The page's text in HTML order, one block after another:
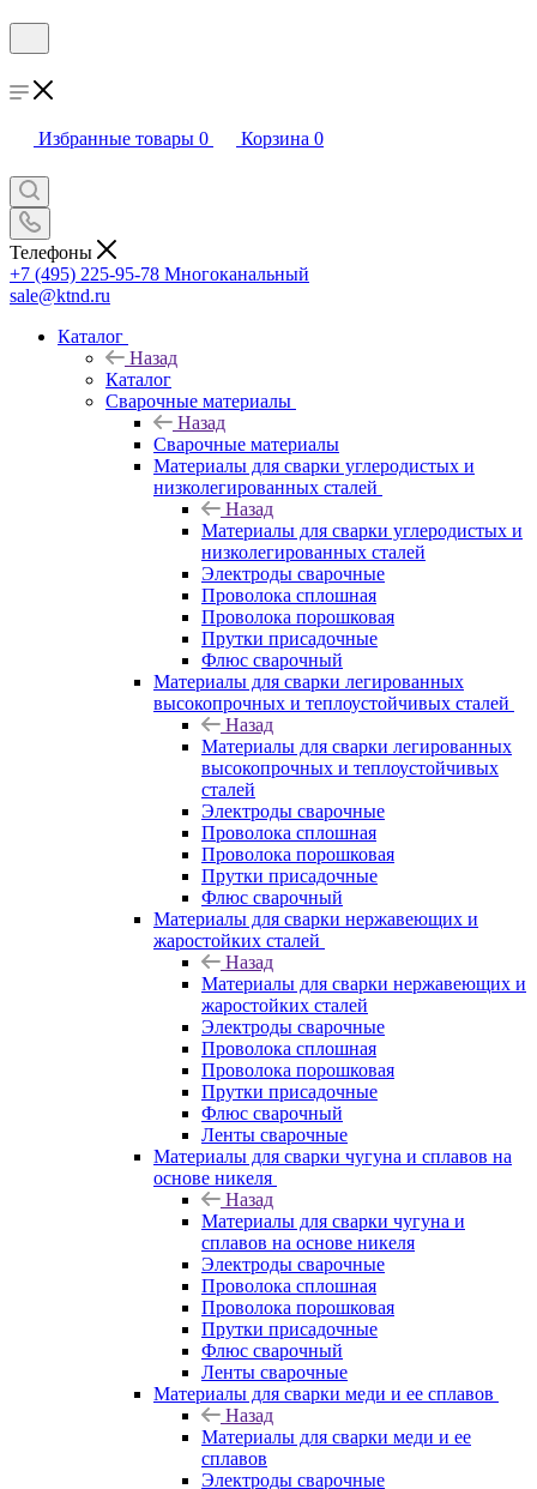
Избранные товары 0 Корзина 0
Телефоны
+7 (495) 225-95-78 Многоканальный
sale@ktnd.ru
Каталог
Назад
Каталог
Сварочные материалы
Назад
Сварочные материалы
Материалы для сварки углеродистых и
низколегированных сталей
Назад
Материалы для сварки углеродистых и
низколегированных сталей
Электроды сварочные
Проволока сплошная
Проволока порошковая
Прутки присадочные
Флюс сварочный
Материалы для сварки легированных
высокопрочных и теплоустойчивых сталей
Назад
Материалы для сварки легированных
высокопрочных и теплоустойчивых
сталей
Электроды сварочные
Проволока сплошная
Проволока порошковая
Прутки присадочные
Флюс сварочный
Материалы для сварки нержавеющих и
жаростойких сталей
Назад
Материалы для сварки нержавеющих и
жаростойких сталей
Электроды сварочные
Проволока сплошная
Проволока порошковая
Прутки присадочные
Флюс сварочный
Ленты сварочные
Материалы для сварки чугуна и сплавов на
основе никеля
Назад
Материалы для сварки чугуна и
сплавов на основе никеля
Электроды сварочные
Проволока сплошная
Проволока порошковая
Прутки присадочные
Флюс сварочный
Ленты сварочные
Материалы для сварки меди и ее сплавов
Назад
Материалы для сварки меди и ее
сплавов
Электроды сварочные